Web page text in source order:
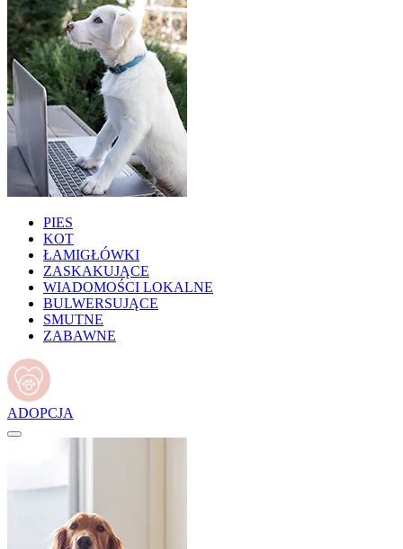
PIES
KOT
ŁAMIGŁÓWKI
ZASKAKUJĄCE
WIADOMOŚCI LOKALNE
BULWERSUJĄCE
SMUTNE
ZABAWNE
ADOPCJA